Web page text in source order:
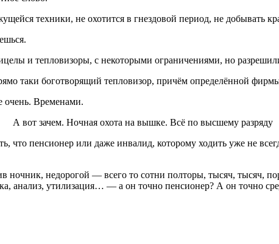
техники, не охотится в гнездовой период, не добывать
и тепловизоры, с некоторыми ограничениями, но
таки боготворящий тепловизор, причём определённой
очень. Временами.
А вот зачем. Ночная охота на вышке. Всё по высшему разряду
что пенсионер или даже инвалид, которому ходить уже не
ночник, недорогой — всего то сотни полторы, тысяч, тысяч,
анализ, утилизация… — а он точно пенсионер? А он точно